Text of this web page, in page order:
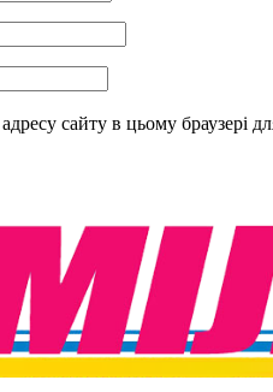
сайту в цьому браузері